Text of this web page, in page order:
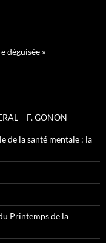
déguisée »
– F. GONON
de la santé mentale : la
Printemps de la